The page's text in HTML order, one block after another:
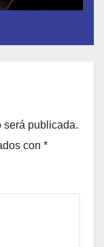
será publicada.
con *